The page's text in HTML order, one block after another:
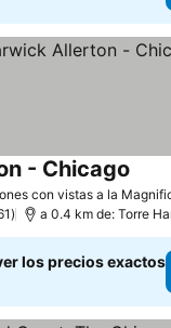
con vistas a la
- Chicago
a 0.4 km de: Torre
los precios exactos